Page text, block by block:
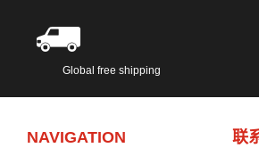
Global free shipping
NAVIGATION 联